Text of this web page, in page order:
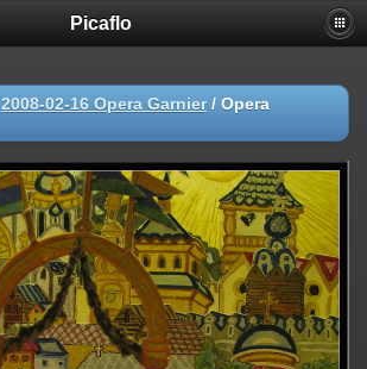
Picaflo
2008-02-16 Opera Garnier/ Opera